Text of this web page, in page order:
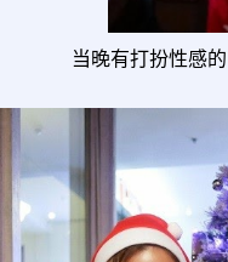
当晚有打扮性感